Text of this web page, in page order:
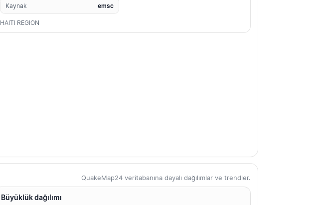
Kaynak emsc
HAITI REGION
QuakeMap24 veritabanına dayalı dağılımlar ve trendler.
Büyüklük dağılımı